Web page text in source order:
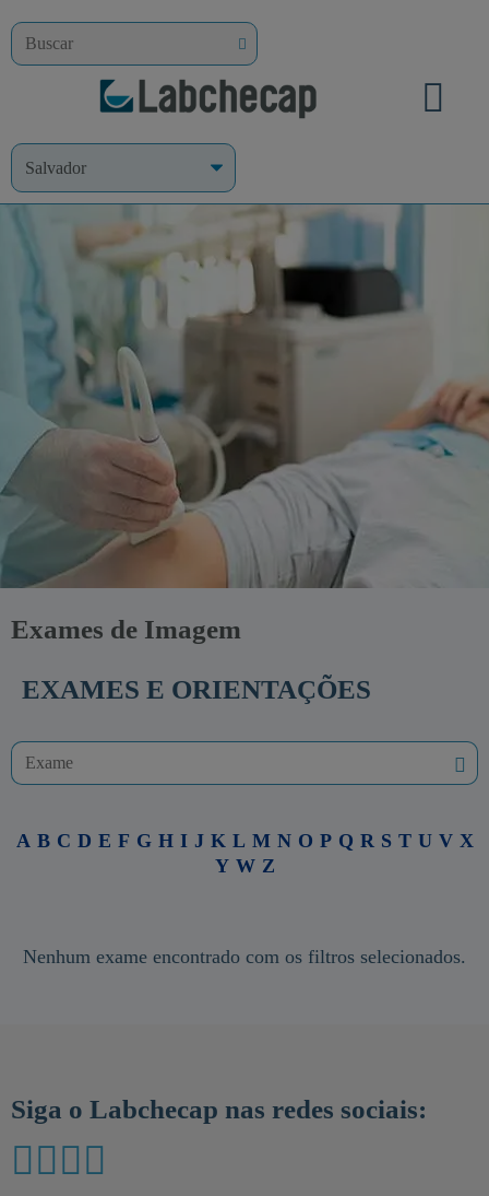
Exames de Imagem
EXAMES E ORIENTAÇÕES
A B C D E F G H I J K L M N O P Q R S T U V X
Y W Z
Nenhum exame encontrado com os filtros selecionados.
Siga o Labchecap nas redes sociais: